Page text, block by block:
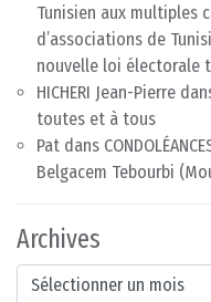
Tunisien aux multiples
d’associations de
nouvelle loi électorale
HICHERI Jean-Pierre
toutes et à tous
Pat dans
Belgacem Tebourbi
Archives
Archives